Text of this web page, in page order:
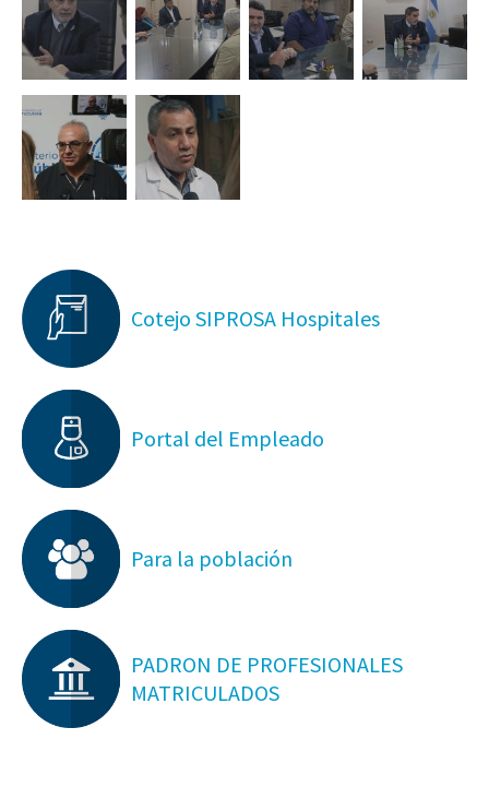
Cotejo SIPROSA Hospitales
Portal del Empleado
Para la población
PADRON DE PROFESIONALES
MATRICULADOS